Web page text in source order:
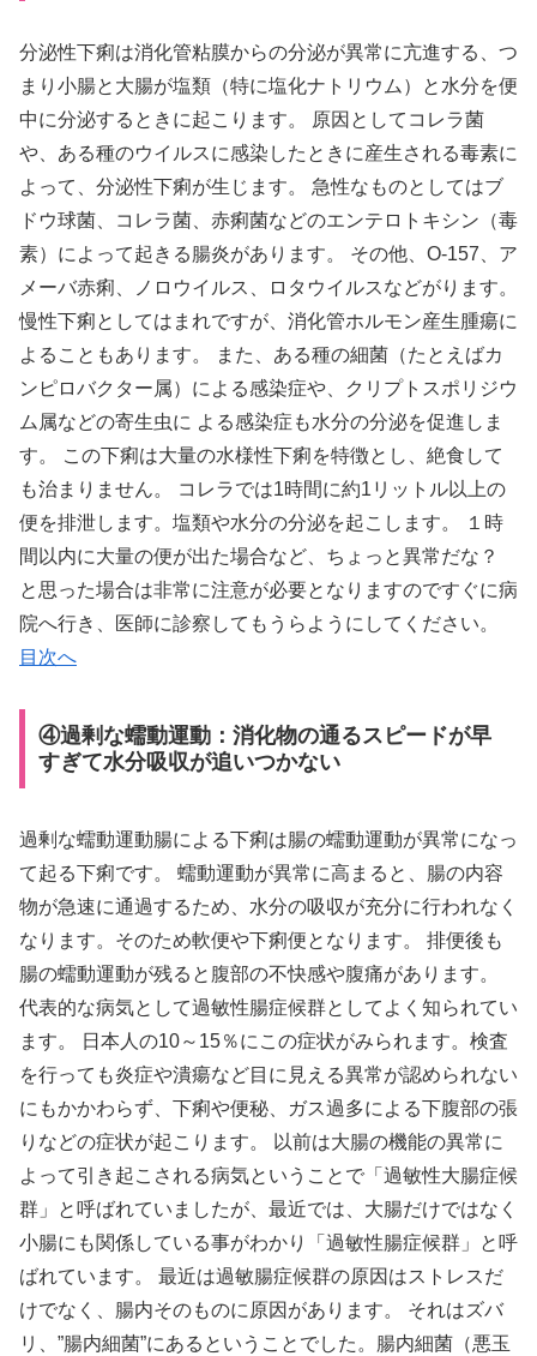
分泌性下痢は消化管粘膜からの分泌が異常に亢進する、つ
まり小腸と大腸が塩類（特に塩化ナトリウム）と水分を便
中に分泌するときに起こります。 原因としてコレラ菌
や、ある種のウイルスに感染したときに産生される毒素に
よって、分泌性下痢が生じます。 急性なものとしてはブ
ドウ球菌、コレラ菌、赤痢菌などのエンテロトキシン（毒
素）によって起きる腸炎があります。 その他、O-157、ア
メーバ赤痢、ノロウイルス、ロタウイルスなどがります。
慢性下痢としてはまれですが、消化管ホルモン産生腫瘍に
よることもあります。 また、ある種の細菌（たとえばカ
ンピロバクター属）による感染症や、クリプトスポリジウ
ム属などの寄生虫に よる感染症も水分の分泌を促進しま
す。 この下痢は大量の水様性下痢を特徴とし、絶食して
も治まりません。 コレラでは1時間に約1リットル以上の
便を排泄します。塩類や水分の分泌を起こします。 １時
間以内に大量の便が出た場合など、ちょっと異常だな？
と思った場合は非常に注意が必要となりますのですぐに病
院へ行き、医師に診察してもうらようにしてください。
目次へ
④過剰な蠕動運動：消化物の通るスピードが早
すぎて水分吸収が追いつかない
過剰な蠕動運動腸による下痢は腸の蠕動運動が異常になっ
て起る下痢です。 蠕動運動が異常に高まると、腸の内容
物が急速に通過するため、水分の吸収が充分に行われなく
なります。そのため軟便や下痢便となります。 排便後も
腸の蠕動運動が残ると腹部の不快感や腹痛があります。
代表的な病気として過敏性腸症候群としてよく知られてい
ます。 日本人の10～15％にこの症状がみられます。検査
を行っても炎症や潰瘍など目に見える異常が認められない
にもかかわらず、下痢や便秘、ガス過多による下腹部の張
りなどの症状が起こります。 以前は大腸の機能の異常に
よって引き起こされる病気ということで「過敏性大腸症候
群」と呼ばれていましたが、最近では、大腸だけではなく
小腸にも関係している事がわかり「過敏性腸症候群」と呼
ばれています。 最近は過敏腸症候群の原因はストレスだ
けでなく、腸内そのものに原因があります。 それはズバ
リ、”腸内細菌”にあるということでした。腸内細菌（悪玉